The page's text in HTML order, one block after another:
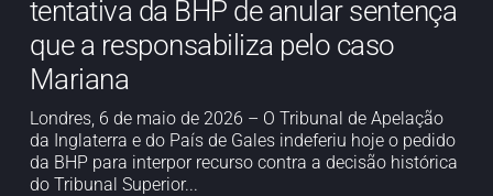
tentativa da BHP de anular sentença
que a responsabiliza pelo caso
Mariana
Londres, 6 de maio de 2026 – O Tribunal de Apelação
da Inglaterra e do País de Gales indeferiu hoje o pedido
da BHP para interpor recurso contra a decisão histórica
do Tribunal Superior...